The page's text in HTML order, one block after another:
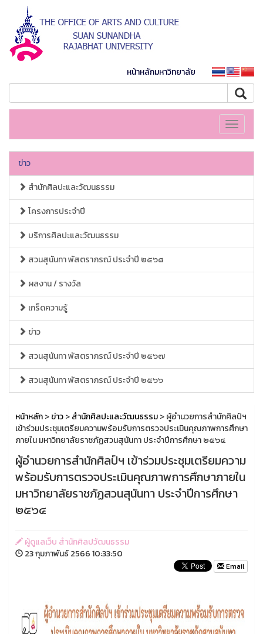
หน้าหลักมหาวิทยาลัย
Toggle
ข่าว
สำนักศิลปะและวัฒนธรรม
โครงการประจำปี
บริการศิลปะและวัฒนธรรม
สวนสุนันทา พัสตราภรณ์ ประจำปี ๒๕๖๘
ผลงาน / รางวัล
เกร็ดความรู้
ข่าว
สวนสุนันทา พัสตราภรณ์ ประจำปี ๒๕๖๗
สวนสุนันทา พัสตราภรณ์ ประจำปี ๒๕๖๖
หน้าหลัก>ข่าว>สำนักศิลปะและวัฒนธรรม> ผู้อำนวยการสำนักศิลป์ฯ
เข้าร่วมประชุมเตรียมความพร้อมรับการตรวจประเมินคุณภาพการศึกษา
ภายใน มหาวิทยาลัยราชภัฏสวนสุนันทา ประจำปีการศึกษา ๒๕๖๔
ผู้อำนวยการสำนักศิลป์ฯ เข้าร่วมประชุมเตรียมความ
พร้อมรับการตรวจประเมินคุณภาพการศึกษาภายใน
มหาวิทยาลัยราชภัฏสวนสุนันทา ประจำปีการศึกษา
๒๕๖๔
ผู้ดูแลเว็บ สำนักศิลปวัฒนธรรม
23 กุมภาพันธ์ 2566 10:33:50
Email